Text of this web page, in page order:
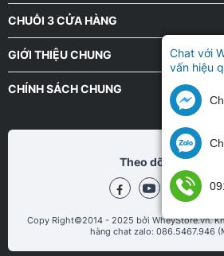
CHUỖI 3 CỬA HÀNG
GIỚI THIỆU CHUNG
CHÍNH SÁCH CHUNG
Theo dõi chũng tôi
Copy Right©2014 - 2025 bởi WheyStore.vn.
hàng chat zalo: 086.5467.946
Chat với
vấn hiệu